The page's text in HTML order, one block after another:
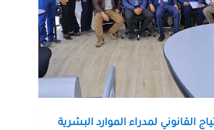
القانوني لمدراء الموارد البشرية